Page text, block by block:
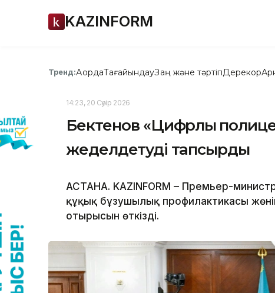
KAZINFORM
Тренд:АқордаТағайындауЗаң және тәртіпДерекқор
14:23, 20 Сәуір 2026
Бектенов «Цифрлық
жеделдетуді тапсырды
АСТАНА. KAZINFORM – Премьер-
құқық бұзушылық профилактикасы
отырысын өткізді.